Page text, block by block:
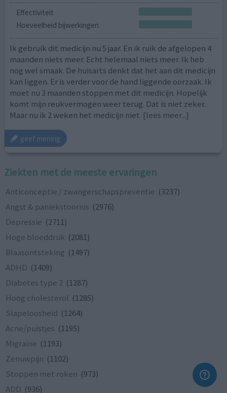
Effectiviteit
Hoeveelheid bijwerkingen
Ik gebruik dit medicijn nu 5 jaar. En ik ruik de afgelopen 4
maanden niets meer. Echt helemaal niets meer. Ik heb
nog wel smaak. De huisarts denkt dat het aan dit medicijn
kan liggen. Er is verder voor de hand liggende oorzaak. Ik
moet nu 3 maanden stoppen met dit medicijn. Hopelijk
komt mijn reukvermogen weer terug. Dat is niet zeker.
Maar nu ik 2 weken het medicijn niet [lees meer...]
geef mening
Ziekten met de meeste ervaringen
Anticonceptie / zwangerschapspreventie (3237)
Angst & paniekstoornis (2976)
Depressie (2711)
Hoge bloeddruk (2081)
Blaasontsteking (1497)
ADHD (1409)
Diabetes type 2 (1287)
Hoog cholesterol (1285)
Slapeloosheid (1264)
Acne/puistjes (1195)
Migraine (1193)
Zenuwpijn (1102)
Stoppen met roken (973)
ADD (936)